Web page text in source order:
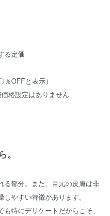
る定価
OFFと表示）
格設定はありません
。
る部分。また、目元の皮膚は非
やすい特徴があります。
特にデリケートだからこそ、